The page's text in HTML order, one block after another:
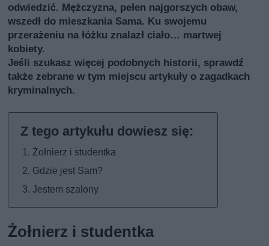
odwiedzić. Mężczyzna, pełen najgorszych obaw,
wszedł do mieszkania Sama. Ku swojemu
przerażeniu na łóżku znalazł ciało… martwej
kobiety.
Jeśli szukasz więcej podobnych historii, sprawdź
także zebrane w tym miejscu artykuły o zagadkach
kryminalnych.
Żołnierz i studentka
Gdzie jest Sam?
Jestem szalony
Żołnierz i studentka